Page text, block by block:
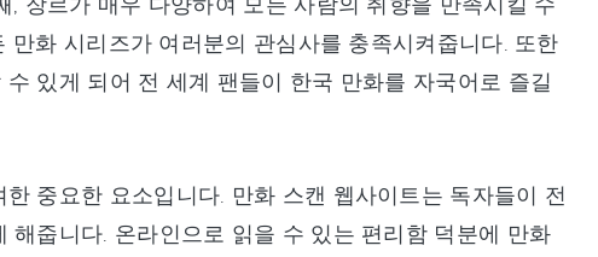
화 시리즈가 여러분의 관심사를 충족시켜줍니다. 또한
있게 되어 전 세계 팬들이 한국 만화를 자국어로 즐길
중요한 요소입니다. 만화 스캔 웹사이트는 독자들이 전
줍니다. 온라인으로 읽을 수 있는 편리함 덕분에 만화